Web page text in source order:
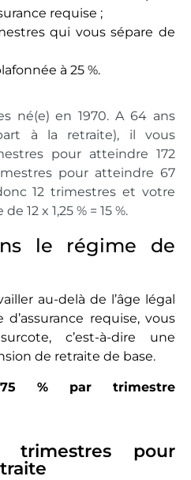
requise ;
qui vous sépare de
à 25 %.
né(e) en 1970. A 64 ans
à la retraite), il vous
pour atteindre 172
pour atteindre 67
12 trimestres et votre
12 x 1,25 % = 15 %.
le régime de
au-delà de l’âge légal
requise, vous
c’est-à-dire une
de retraite de base.
% par trimestre
pour